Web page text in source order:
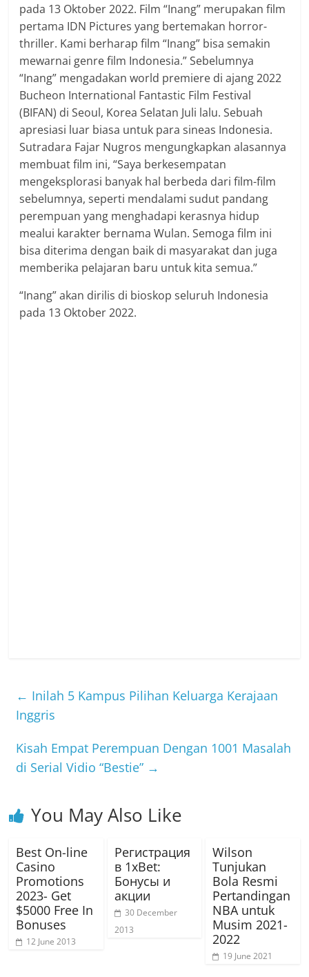
pada 13 Oktober 2022. Film “Inang” merupakan film
pertama IDN Pictures yang bertemakan horror-
thriller. Kami berharap film “Inang” bisa semakin
mewarnai genre film Indonesia.” Sebelumnya
“Inang” mengadakan world premiere di ajang 2022
Bucheon International Fantastic Film Festival
(BIFAN) di Seoul, Korea Selatan Juli lalu. Sebuah
apresiasi luar biasa untuk para sineas Indonesia.
Sutradara Fajar Nugros mengungkapkan alasannya
membuat film ini, “Saya berkesempatan
mengeksplorasi banyak hal berbeda dari film-film
sebelumnya, seperti mendalami sudut pandang
perempuan yang menghadapi kerasnya hidup
mealui karakter bernama Wulan. Semoga film ini
bisa diterima dengan baik di masyarakat dan juga
memberika pelajaran baru untuk kita semua.”
“Inang” akan dirilis di bioskop seluruh Indonesia
pada 13 Oktober 2022.
← Inilah 5 Kampus Pilihan Keluarga Kerajaan
Inggris
Kisah Empat Perempuan Dengan 1001 Masalah
di Serial Vidio “Bestie” →
You May Also Like
Best On-line
Casino
Promotions
2023- Get
$5000 Free In
Bonuses
12 June 2013
Регистрация
в 1xBet:
Бонусы и
акции
30 December
2013
Wilson
Tunjukan
Bola Resmi
Pertandingan
NBA untuk
Musim 2021-
2022
19 June 2021